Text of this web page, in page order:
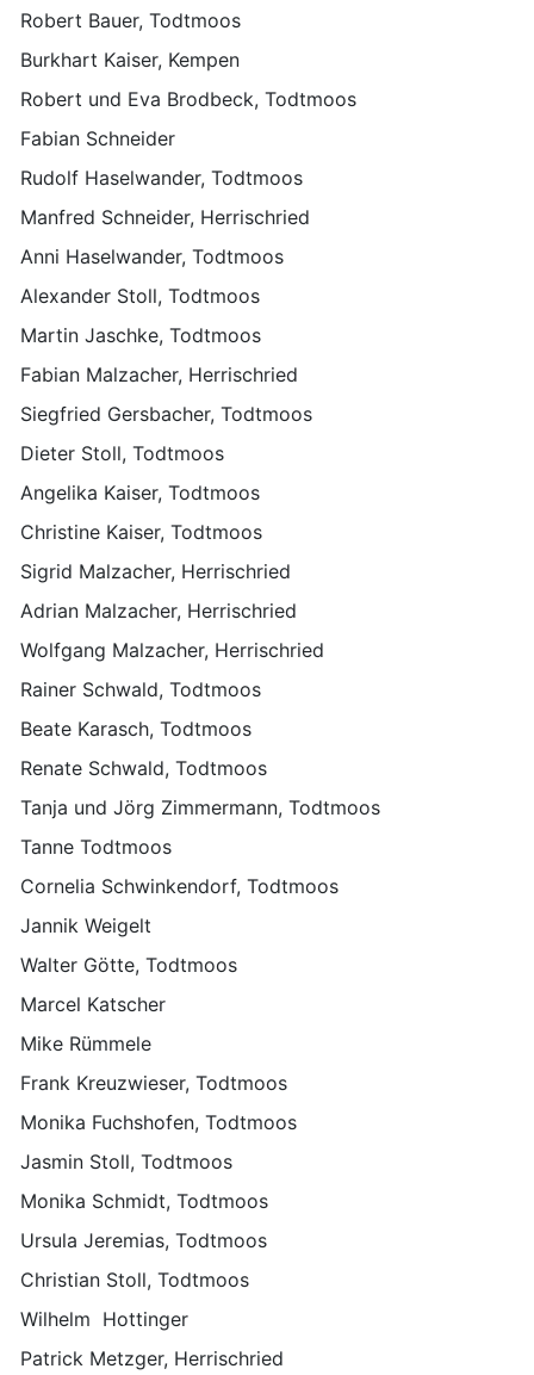
Robert Bauer, Todtmoos
Burkhart Kaiser, Kempen
Robert und Eva Brodbeck, Todtmoos
Fabian Schneider
Rudolf Haselwander, Todtmoos
Manfred Schneider, Herrischried
Anni Haselwander, Todtmoos
Alexander Stoll, Todtmoos
Martin Jaschke, Todtmoos
Fabian Malzacher, Herrischried
Siegfried Gersbacher, Todtmoos
Dieter Stoll, Todtmoos
Angelika Kaiser, Todtmoos
Christine Kaiser, Todtmoos
Sigrid Malzacher, Herrischried
Adrian Malzacher, Herrischried
Wolfgang Malzacher, Herrischried
Rainer Schwald, Todtmoos
Beate Karasch, Todtmoos
Renate Schwald, Todtmoos
Tanja und Jörg Zimmermann, Todtmoos
Tanne Todtmoos
Cornelia Schwinkendorf, Todtmoos
Jannik Weigelt
Walter Götte, Todtmoos
Marcel Katscher
Mike Rümmele
Frank Kreuzwieser, Todtmoos
Monika Fuchshofen, Todtmoos
Jasmin Stoll, Todtmoos
Monika Schmidt, Todtmoos
Ursula Jeremias, Todtmoos
Christian Stoll, Todtmoos
Wilhelm Hottinger
Patrick Metzger, Herrischried